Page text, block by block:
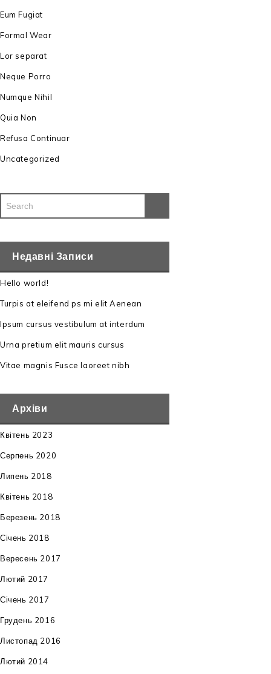
Eum Fugiat
Formal Wear
Lor separat
Neque Porro
Numque Nihil
Quia Non
Refusa Continuar
Uncategorized
Недавні Записи
Hello world!
Turpis at eleifend ps mi elit Aenean
Ipsum cursus vestibulum at interdum
Urna pretium elit mauris cursus
Vitae magnis Fusce laoreet nibh
Архіви
Квітень 2023
Серпень 2020
Липень 2018
Квітень 2018
Березень 2018
Січень 2018
Вересень 2017
Лютий 2017
Січень 2017
Грудень 2016
Листопад 2016
Лютий 2014